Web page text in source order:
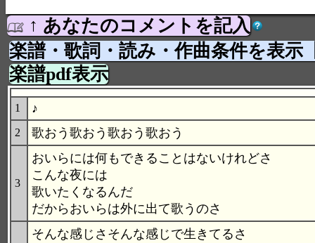
↑ あなたのコメントを記入
楽譜・歌詞・読み・作曲条件を表示
楽譜pdf表示
1 ♪
2 歌おう歌おう歌おう歌おう
3
おいらには何もできることはないけれどさ
こんな夜には
歌いたくなるんだ
だからおいらは外に出て歌うのさ
そんな感じさそんな感じで生きてるさ